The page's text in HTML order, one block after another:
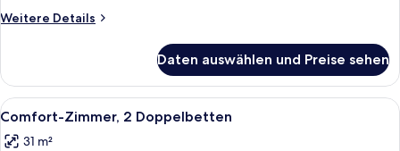
Weitere Details
Weitere
Zimmer,
2 Doppelbetten
Daten auswählen und Preise sehen
Alle
Fotos
Comfort-Zimmer, 2 Doppelbetten |
6
Comfort-Zimmer, 2 Doppelbetten
31 m²